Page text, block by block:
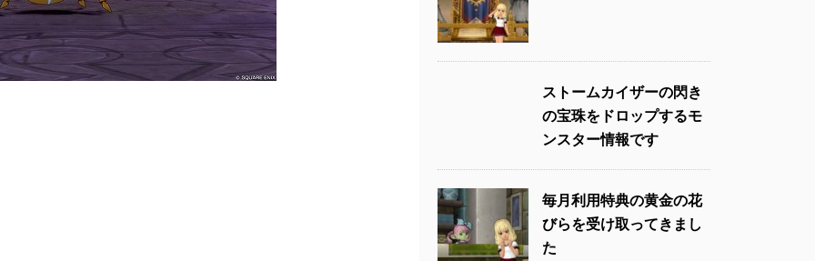
ストームカイザーの閃き
の宝珠をドロップするモ
ンスター情報です
毎月利用特典の黄金の花
びらを受け取ってきまし
た